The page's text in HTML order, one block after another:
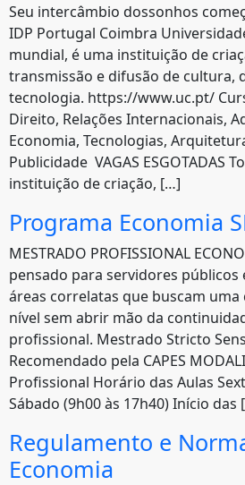
Seu intercâmbio dossonhos
IDP Portugal Coimbra
mundial, é uma instituição de
transmissão e difusão de cultura,
tecnologia. https://www.uc.pt/
Direito, Relações Internacionais,
Economia, Tecnologias,
Publicidade VAGAS ESGOTADAS
instituição de criação, […]
Programa Economia
MESTRADO PROFISSIONAL
pensado para servidores públicos
áreas correlatas que buscam uma
nível sem abrir mão da
profissional. Mestrado Stricto
Recomendado pela CAPES
Profissional Horário das Aulas
Sábado (9h00 às 17h40) Início das
Regulamento e
Economia